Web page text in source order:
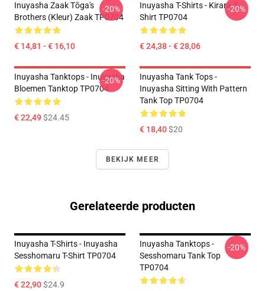
Inuyasha Zaak Tōga's
Brothers (kleur) Zaak TP0704
€ 14,81 - € 16,10
-20%
Inuyasha T-Shirts - Kirara T-
Shirt TP0704
€ 24,38 - € 28,06
-20%
Inuyasha Tanktops - Inuyasha
Bloemen Tanktop TP0704
€ 22,49$24.45
-20%
Inuyasha Tank Tops -
Inuyasha Sitting With Pattern
Tank Top TP0704
€ 18,40$20
BEKIJK MEER
Gerelateerde producten
Inuyasha T-Shirts - Inuyasha
Sesshomaru T-Shirt TP0704
€ 22,90$24.9
Inuyasha Tanktops -
Sesshomaru Tank Top
TP0704
-20%